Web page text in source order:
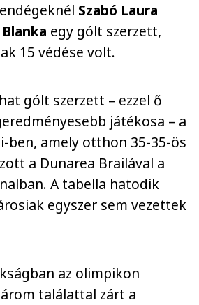
Szabó Laura
egy gólt szerzett,
15 védése volt.
hat gólt szerzett – ezzel ő
játékosa – a
ben, amely otthon 35-35-ös
a Dunarea Brailával a
A tabella hatodik
egyszer sem vezettek
az olimpikon
találattal zárt a